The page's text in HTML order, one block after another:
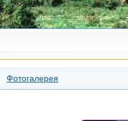
Фотогалерея